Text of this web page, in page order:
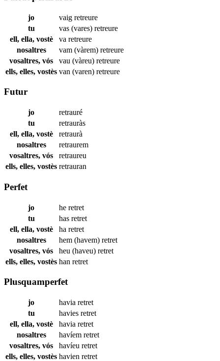
jo vaig retreure
tu
vas (vares) retreure
ell, ella, vostè
va retreure
nosaltres
vam (vàrem) retreure
vosaltres, vós
vau (vàreu) retreure
ells, elles, vostès van (varen) retreure
Futur
jo
retrauré
tu
retrauràs
ell, ella, vostè
retraurà
nosaltres
retraurem
vosaltres, vós
retraureu
ells, elles, vostès retrauran
Perfet
jo he retret
tu
has retret
ell, ella, vostè
ha retret
nosaltres
hem (havem) retret
vosaltres, vós
heu (haveu) retret
ells, elles, vostès han retret
Plusquamperfet
jo havia retret
tu
havies retret
ell, ella, vostè
havia retret
nosaltres
havíem retret
vosaltres, vós
havíeu retret
ells, elles, vostès havien retret